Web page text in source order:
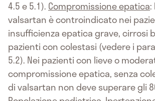
4.5 e 5.1). Compromissione epatica:
valsartan è controindicato nei
insufficienza epatica grave, cirrosi
pazienti con colestasi (vedere i
5.2). Nei pazienti con lieve o
compromissione epatica, senza
di valsartan non deve superare gli